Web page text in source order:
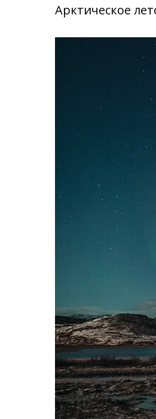
Арктическое